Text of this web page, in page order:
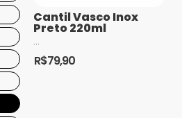
Cantil Vasco Inox
Preto 220ml
...
R$79,90